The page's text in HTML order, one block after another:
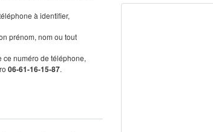
à identifier,
prénom, nom ou tout
numéro de téléphone,
06-61-16-15-87.